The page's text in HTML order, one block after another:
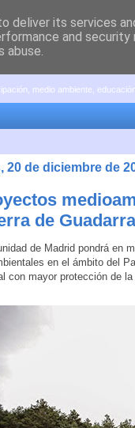
medio ambiente,
20 de diciembre de
de
de Madrid pondrá en
en el ámbito del
con mayor protección de la
deliver its services
and
abuse.